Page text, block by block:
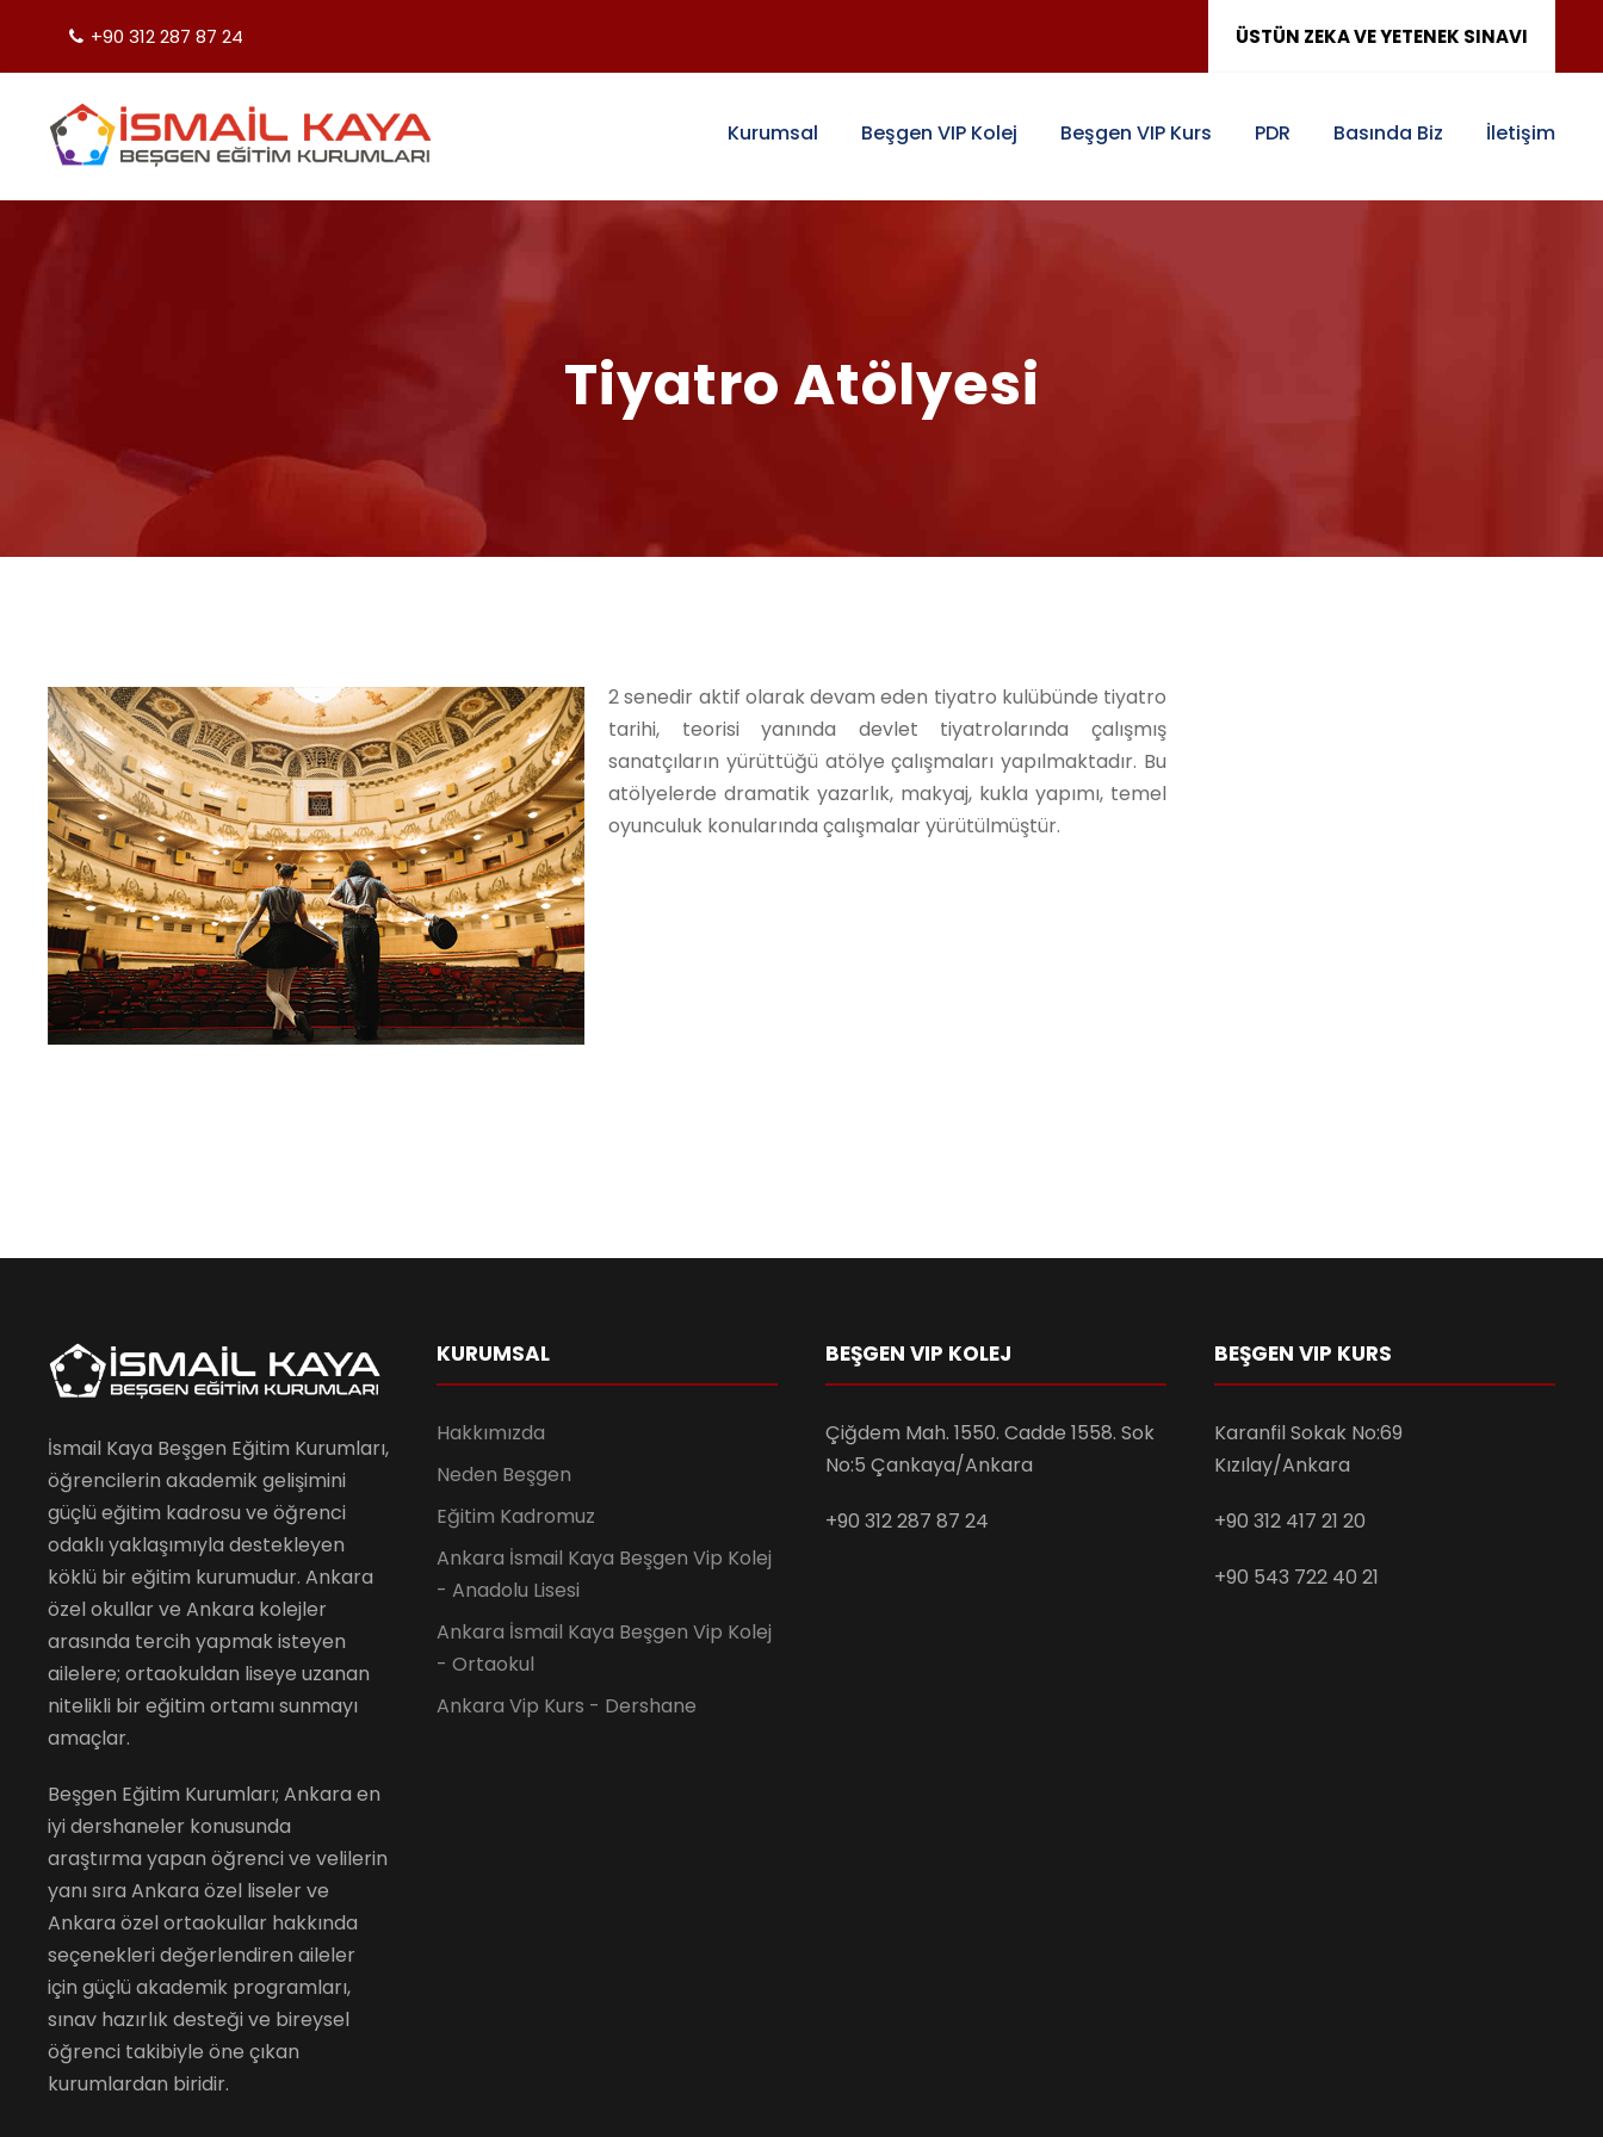
+90 312 287 87 24 ÜSTÜN ZEKA VE YETENEK SINAVI
Kurumsal Beşgen VIP Kolej Beşgen VIP Kurs PDR Basında Biz İletişim
Tiyatro Atölyesi
2 senedir aktif olarak devam eden tiyatro kulübünde tiyatro
tarihi, teorisi yanında devlet tiyatrolarında çalışmış
sanatçıların yürüttüğü atölye çalışmaları yapılmaktadır. Bu
atölyelerde dramatik yazarlık, makyaj, kukla yapımı, temel
oyunculuk konularında çalışmalar yürütülmüştür.
İsmail Kaya Beşgen Eğitim Kurumları,
öğrencilerin akademik gelişimini
güçlü eğitim kadrosu ve öğrenci
odaklı yaklaşımıyla destekleyen
köklü bir eğitim kurumudur. Ankara
özel okullar ve Ankara kolejler
arasında tercih yapmak isteyen
ailelere; ortaokuldan liseye uzanan
nitelikli bir eğitim ortamı sunmayı
amaçlar.
Beşgen Eğitim Kurumları; Ankara en
iyi dershaneler konusunda
araştırma yapan öğrenci ve velilerin
yanı sıra Ankara özel liseler ve
Ankara özel ortaokullar hakkında
seçenekleri değerlendiren aileler
için güçlü akademik programları,
sınav hazırlık desteği ve bireysel
öğrenci takibiyle öne çıkan
kurumlardan biridir.
KURUMSAL
Hakkımızda
Neden Beşgen
Eğitim Kadromuz
Ankara İsmail Kaya Beşgen Vip Kolej
- Anadolu Lisesi
Ankara İsmail Kaya Beşgen Vip Kolej
- Ortaokul
Ankara Vip Kurs - Dershane
BEŞGEN VIP KOLEJ
Çiğdem Mah. 1550. Cadde 1558. Sok
No:5 Çankaya/Ankara
+90 312 287 87 24
BEŞGEN VIP KURS
Karanfil Sokak No:69
Kızılay/Ankara
+90 312 417 21 20
+90 543 722 40 21